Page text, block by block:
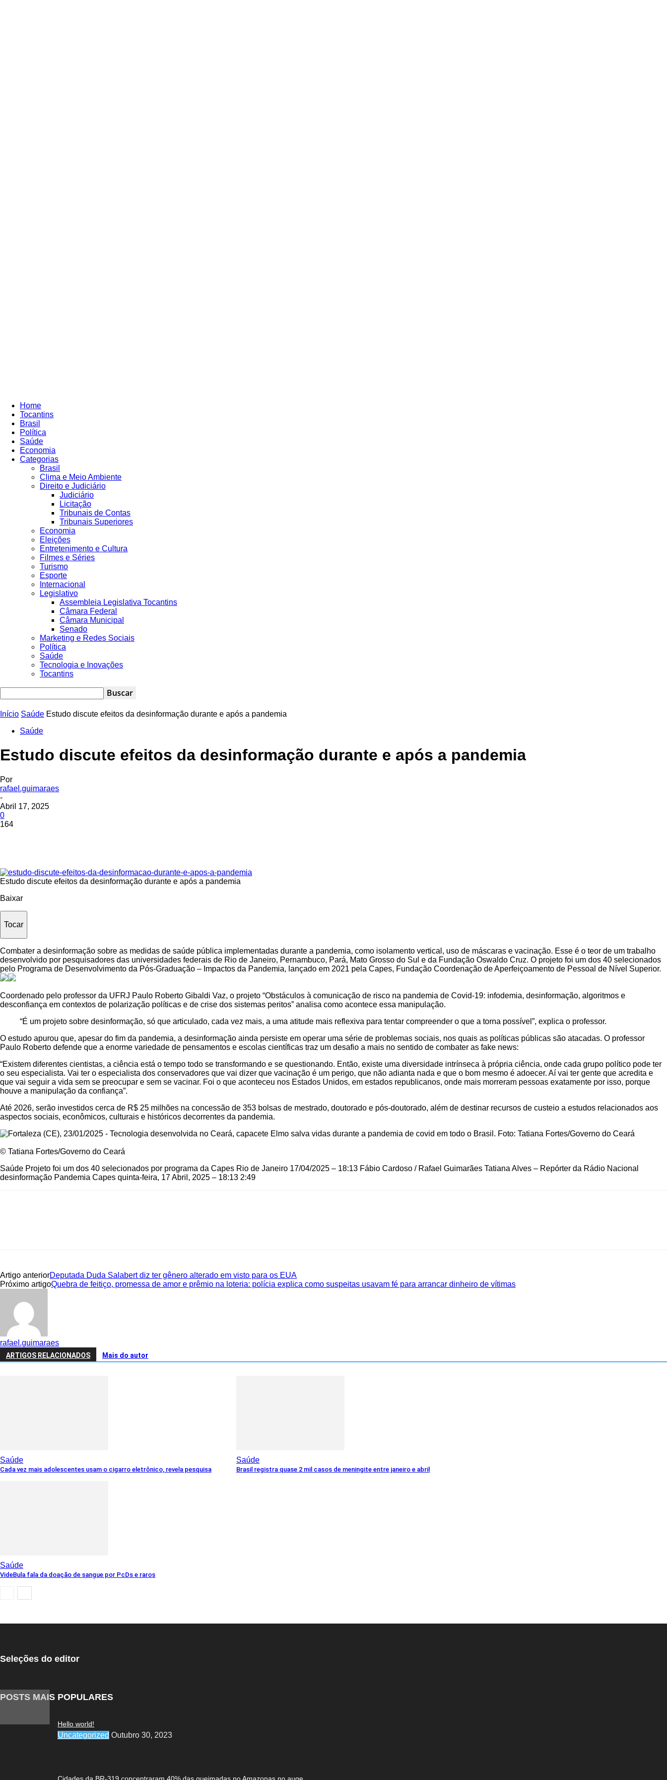
Home
Tocantins
Brasil
Política
Saúde
Economia
Categorias
Brasil
Clima e Meio Ambiente
Direito e Judiciário
Judiciário
Licitação
Tribunais de Contas
Tribunais Superiores
Economia
Eleições
Entretenimento e Cultura
Filmes e Séries
Turismo
Esporte
Internacional
Legislativo
Assembleia Legislativa Tocantins
Câmara Federal
Câmara Municipal
Senado
Marketing e Redes Sociais
Política
Saúde
Tecnologia e Inovações
Tocantins
Início Saúde Estudo discute efeitos da desinformação durante e após a pandemia
Saúde
Estudo discute efeitos da desinformação durante e após a pandemia
Por
rafael.guimaraes
-
Abril 17, 2025
0
164
Estudo discute efeitos da desinformação durante e após a pandemia
Baixar
Tocar
Combater a desinformação sobre as medidas de saúde pública implementadas durante a pandemia, como isolamento vertical, uso de máscaras e vacinação. Esse é o teor de um trabalho
desenvolvido por pesquisadores das universidades federais de Rio de Janeiro, Pernambuco, Pará, Mato Grosso do Sul e da Fundação Oswaldo Cruz. O projeto foi um dos 40 selecionados
pelo Programa de Desenvolvimento da Pós-Graduação – Impactos da Pandemia, lançado em 2021 pela Capes, Fundação Coordenação de Aperfeiçoamento de Pessoal de Nível Superior.
Coordenado pelo professor da UFRJ Paulo Roberto Gibaldi Vaz, o projeto “Obstáculos à comunicação de risco na pandemia de Covid-19: infodemia, desinformação, algoritmos e
desconfiança em contextos de polarização políticas e de crise dos sistemas peritos” analisa como acontece essa manipulação.
“É um projeto sobre desinformação, só que articulado, cada vez mais, a uma atitude mais reflexiva para tentar compreender o que a torna possível”, explica o professor.
O estudo apurou que, apesar do fim da pandemia, a desinformação ainda persiste em operar uma série de problemas sociais, nos quais as políticas públicas são atacadas. O professor
Paulo Roberto defende que a enorme variedade de pensamentos e escolas científicas traz um desafio a mais no sentido de combater as fake news:
“Existem diferentes cientistas, a ciência está o tempo todo se transformando e se questionando. Então, existe uma diversidade intrínseca à própria ciência, onde cada grupo político pode ter
o seu especialista. Vai ter o especialista dos conservadores que vai dizer que vacinação é um perigo, que não adianta nada e que o bom mesmo é adoecer. Aí vai ter gente que acredita e
que vai seguir a vida sem se preocupar e sem se vacinar. Foi o que aconteceu nos Estados Unidos, em estados republicanos, onde mais morreram pessoas exatamente por isso, porque
houve a manipulação da confiança”.
Até 2026, serão investidos cerca de R$ 25 milhões na concessão de 353 bolsas de mestrado, doutorado e pós-doutorado, além de destinar recursos de custeio a estudos relacionados aos
aspectos sociais, econômicos, culturais e históricos decorrentes da pandemia.
© Tatiana Fortes/Governo do Ceará
Saúde Projeto foi um dos 40 selecionados por programa da Capes Rio de Janeiro 17/04/2025 – 18:13 Fábio Cardoso / Rafael Guimarães Tatiana Alves – Repórter da Rádio Nacional
desinformação Pandemia Capes quinta-feira, 17 Abril, 2025 – 18:13 2:49
Artigo anteriorDeputada Duda Salabert diz ter gênero alterado em visto para os EUA
Próximo artigoQuebra de feitiço, promessa de amor e prêmio na loteria: polícia explica como suspeitas usavam fé para arrancar dinheiro de vítimas
rafael.guimaraes
ARTIGOS RELACIONADOS Mais do autor
Saúde
Cada vez mais adolescentes usam o cigarro eletrônico, revela pesquisa
Saúde
Brasil registra quase 2 mil casos de meningite entre janeiro e abril
Saúde
VideBula fala da doação de sangue por PcDs e raros
Seleções do editor
POSTS MAIS POPULARES
Hello world!
Uncategorized Outubro 30, 2023